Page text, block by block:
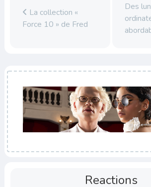
La collection «
Force 10 » de Fred
Des
Reactions